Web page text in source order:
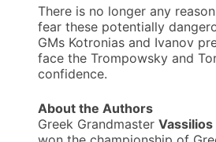
There is no longer any
fear these potentially
GMs Kotronias and Ivanov
face the Trompowsky and
confidence.
About the Authors
Greek Grandmaster